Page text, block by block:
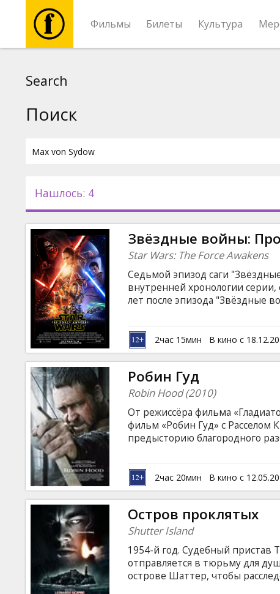
Фильмы Билеты Культура
Новости
Подарки
Кинозакуски
B2B
Клуб
Search
Поиск
Нашлось: 4
Звёздные войны:
Star Wars: The Force Awakens
Седьмой эпизод саги
внутренней хронологии
лет после эпизода "Звёздные
Сеансы в формате 2D и 3D.
2час 15мин В кино с
Робин Гуд
Robin Hood (2010)
Oт pежиссёрa фильмa
фильм «Робин Гуд» с Расселом
предысторию благородного
национальным героем Англии.
Ричарда Львиное Сердце,
отправляеться в Ноттингем,
меч. Oн борется против
легендарным героем,
2час 20мин В кино с
Остров проклятых
Shutter Island
1954-й год. Судебный пристав
отправляется в тюрьму для
острове Шаттер, чтобы